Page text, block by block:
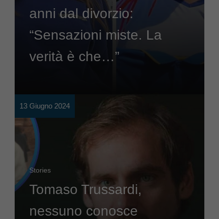
anni dal divorzio:
“Sensazioni miste. La
verità è che…”
13 Giugno 2024
Stories
Tomaso Trussardi,
nessuno conosce